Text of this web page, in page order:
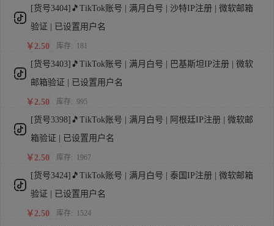
[货号3404]🎵TikTok账号 | 满月白号 | 沙特IP注册 | 微软邮箱
验证 | 已设置用户名
￥2.50 库存: 181
[货号3403]🎵TikTok账号 | 满月白号 | 巴基斯坦IP注册 | 微软
邮箱验证 | 已设置用户名
￥2.50 库存: 995
[货号3398]🎵TikTok账号 | 满月白号 | 阿根廷IP注册 | 微软邮
箱验证 | 已设置用户名
￥2.50 库存: 1967
[货号3424]🎵TikTok账号 | 满月白号 | 泰国IP注册 | 微软邮箱
验证 | 已设置用户名
￥2.50 库存: 1524